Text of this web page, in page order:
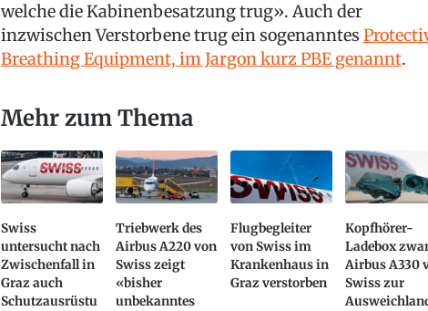
welche die Kabinenbesatzung trug». Auch der
inzwischen Verstorbene trug ein sogenanntes
Breathing Equipment, im Jargon kurz PBE genannt.
Mehr zum Thema
Swiss
untersucht nach
Zwischenfall in
Graz auch
Schutzausrüstu
Triebwerk des
Airbus A220 von
Swiss zeigt
«bisher
unbekanntes
Flugbegleiter
von Swiss im
Krankenhaus in
Graz verstorben
Kopfhörer-
Ladebox
Airbus A330
Swiss zur